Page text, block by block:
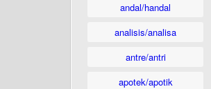
andal/handal
analisis/analisa
antre/antri
apotek/apotik